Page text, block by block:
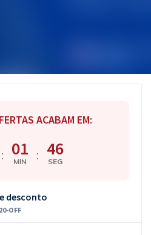
ACABAM EM:
: 01
MIN : 45
SEG
desconto
OFF